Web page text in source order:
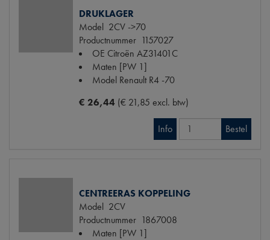
DRUKLAGER
Model 2CV ->70
Productnummer 1157027
OE Citroën AZ31401C
Maten [PW 1]
Model Renault R4 -70
€ 26,44 (€ 21,85 excl. btw)
Info Bestel
CENTREERAS KOPPELING
Model 2CV
Productnummer 1867008
Maten [PW 1]